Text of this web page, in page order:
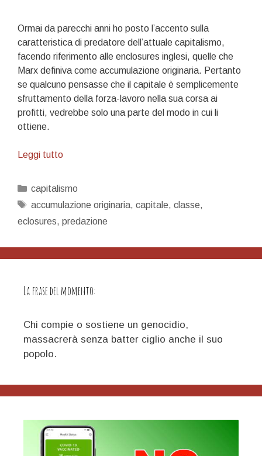
Ormai da parecchi anni ho posto l’accento sulla
caratteristica di predatore dell’attuale capitalismo,
facendo riferimento alle enclosures inglesi, quelle che
Marx definiva come accumulazione originaria. Pertanto
se qualcuno pensasse che il capitale è semplicemente
sfruttamento della forza-lavoro nella sua corsa ai
profitti, vedrebbe solo una parte del modo in cui li
ottiene.
Leggi tuttoPredazione
mattone
Categorie
capitalismo
Tag
accumulazione originaria, capitale, classe,
eclosures, predazione
La frase del momento:
Chi compie o sostiene un genocidio,
massacrerà senza batter ciglio anche il suo
popolo.